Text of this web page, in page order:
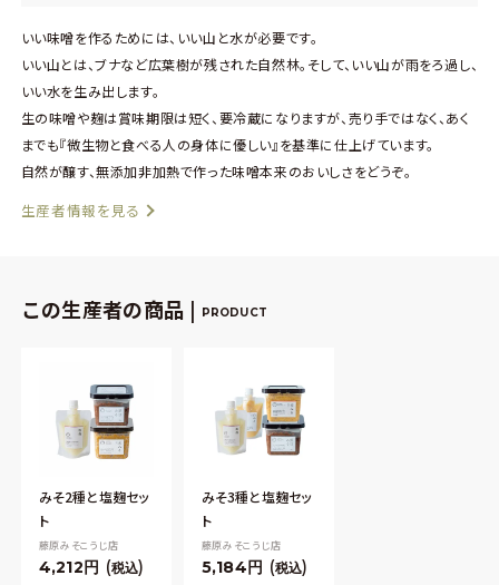
いい味噌を作るためには、いい山と水が必要です。
いい山とは、ブナなど広葉樹が残された自然林。そして、いい山が雨をろ過し、
いい水を生み出します。
生の味噌や麹は賞味期限は短く、要冷蔵になりますが、売り手ではなく、あく
までも『微生物と食べる人の身体に優しい』を基準に仕上げています。
自然が醸す、無添加非加熱で作った味噌本来のおいしさをどうぞ。
生産者情報を見る
この生産者の商品 | PRODUCT
みそ2種と塩麹セッ
ト
藤原みそこうじ店
4,212 税込
みそ3種と塩麹セッ
ト
藤原みそこうじ店
5,184 税込